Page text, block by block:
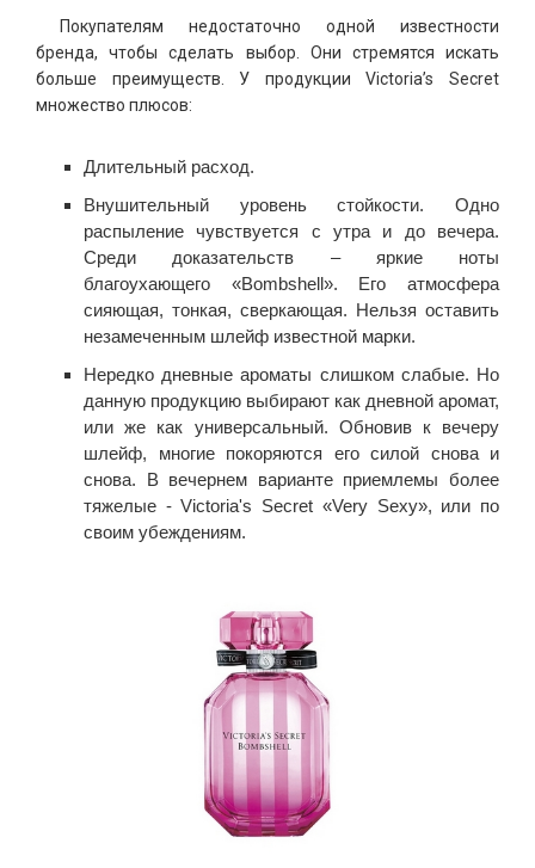
Покупателям недостаточно одной известности
бренда, чтобы сделать выбор. Они стремятся искать
больше преимуществ. У продукции Victoria’s Secret
множество плюсов:
Длительный расход.
Внушительный уровень стойкости. Одно
распыление чувствуется с утра и до вечера.
Среди доказательств – яркие ноты
благоухающего «Bombshell». Его атмосфера
сияющая, тонкая, сверкающая. Нельзя оставить
незамеченным шлейф известной марки.
Нередко дневные ароматы слишком слабые. Но
данную продукцию выбирают как дневной аромат,
или же как универсальный. Обновив к вечеру
шлейф, многие покоряются его силой снова и
снова. В вечернем варианте приемлемы более
тяжелые - Victoria's Secret «Very Sexy», или по
своим убеждениям.